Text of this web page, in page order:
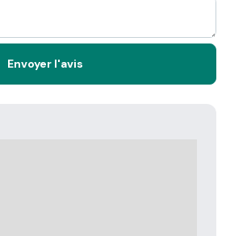
Envoyer l'avis